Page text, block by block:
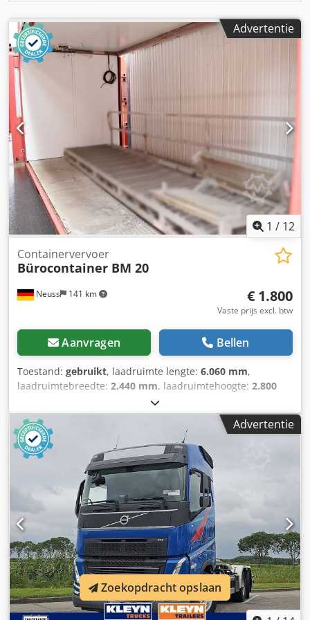
Advertentie
1 / 12
Neuss 141 km
Containervervoer
Bürocontainer BM 20
€ 1.800
Vaste prijs excl. btw
Aanvragen Bellen
Toestand: gebruikt, laadruimte lengte: 6.060 mm,
laadruimtebreedte: 2.440 mm, laadruimtehoogte: 2.800
, Leeggewicht: 2.000 kg Algemene
staat: gemiddeld Technische staat: gemiddeld Optische
staat: gemiddeld Neem contact op met Christian Theißen
voor meer informatie. Fabrikant: onbekend Type: BM 20
Bouwjaar: 2011 Producttype: gebruikt Gegevens:
Afmetingen L x B x H: 6055 x 2435 x 2800 mm Kleur: rood
Verankeringspunten conform ISO-norm: in de hoeken,
voorzien van stapelzakken Stapelbaar: 3-voudig
Crjdpjzqbdpsfx Abuof Afvoer van regenwater: via rondom
lopende goten in het frame, met afvoerbuizen in de
hoekpalen Gewicht: 2.000 kg Opmerking: gebruikt,
beschadigd, deuken in de buitenwanden Locatie: 41468
Neuss Direct beschikbaar
Advertentie
Zoekopdracht opslaan